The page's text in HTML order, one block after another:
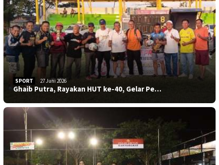
SPORT 27 Juni 2026
Ghaib Putra, Rayakan HUT ke-40, Gelar Pe…